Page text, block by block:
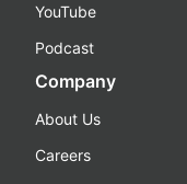
YouTube
Podcast
Company
About Us
Careers